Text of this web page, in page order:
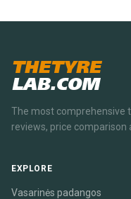
THETYRE
LAB.COM
The most comprehensive
reviews, price comparison
EXPLORE
Vasarinės padangos